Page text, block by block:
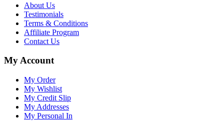
About Us
Testimonials
Terms & Conditions
Affiliate Program
Contact Us
My Account
My Order
My Wishlist
My Credit Slip
My Addresses
My Personal In